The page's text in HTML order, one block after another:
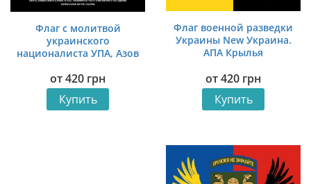
Флаг с молитвой
украинского
националиста УПА, Азов
от420 грн
Купить
Флаг военной разведки
Украины New Украина.
АПА Крылья
от420 грн
Купить